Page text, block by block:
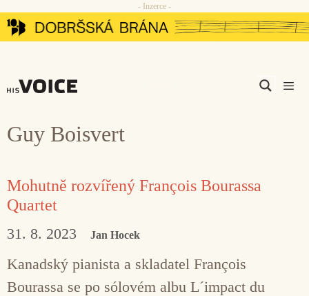
Přeskočit
na
- Inzerce -
Guy Boisvert
Mohutně rozvířený François Bourassa
Quartet
31. 8. 2023 Jan Hocek
Kanadský pianista a skladatel François
Bourassa se po sólovém albu L´impact du